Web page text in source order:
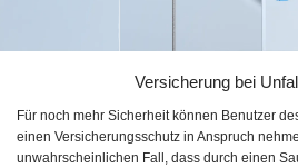
Versicherung bei
Für noch mehr Sicherheit können Benutzer
einen Versicherungsschutz in Anspruch
unwahrscheinlichen Fall, dass durch einen